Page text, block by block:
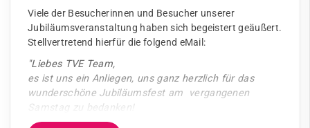
Viele der Besucherinnen und Besucher unserer
Jubiläumsveranstaltung haben sich begeistert geäußert.
Stellvertretend hierfür die folgend eMail:
"Liebes TVE Team,
es ist uns ein Anliegen, uns ganz herzlich für das
wunderschöne Jubiläumsfest am vergangenen
Samstag zu bedanken!